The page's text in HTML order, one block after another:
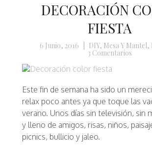
DECORACIÓN
FIESTA
6 Junio, 2016 DIY, Mesa Y Mantel,
3 Comentarios
Este fin de semana ha sido un
relax poco antes ya que toque las
verano. Unos días sin televisión, sin
y lleno de amigos, risas, niños,
picnics, bullicio y jaleo.